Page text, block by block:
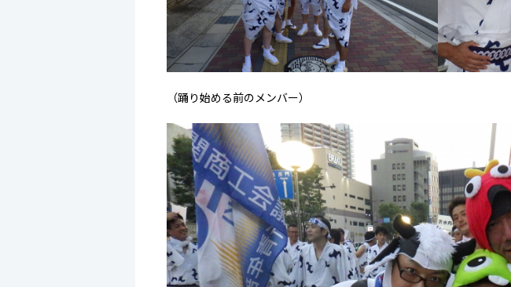
（踊り始める前のメンバー）